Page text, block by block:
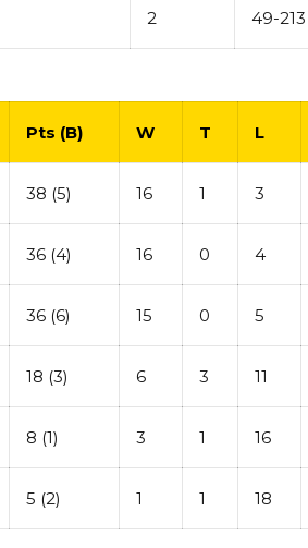
2 49-213
Pts (B) W T L
38 (5) 16 1 3
36 (4) 16 0 4
36 (6) 15 0 5
18 (3) 6 3 11
8 (1) 3 1 16
5 (2) 1 1 18